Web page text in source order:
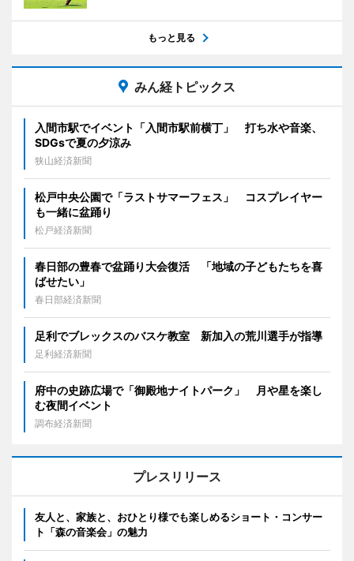
もっと見る
みん経トピックス
入間市駅でイベント「入間市駅前横丁」 打ち水や音楽、
SDGsで夏の夕涼み
狭山経済新聞
松戸中央公園で「ラストサマーフェス」 コスプレイヤー
も一緒に盆踊り
松戸経済新聞
春日部の豊春で盆踊り大会復活 「地域の子どもたちを喜
ばせたい」
春日部経済新聞
足利でブレックスのバスケ教室 新加入の荒川選手が指導
足利経済新聞
府中の史跡広場で「御殿地ナイトパーク」 月や星を楽し
む夜間イベント
調布経済新聞
プレスリリース
友人と、家族と、おひとり様でも楽しめるショート・コンサー
ト「森の音楽会」の魅力